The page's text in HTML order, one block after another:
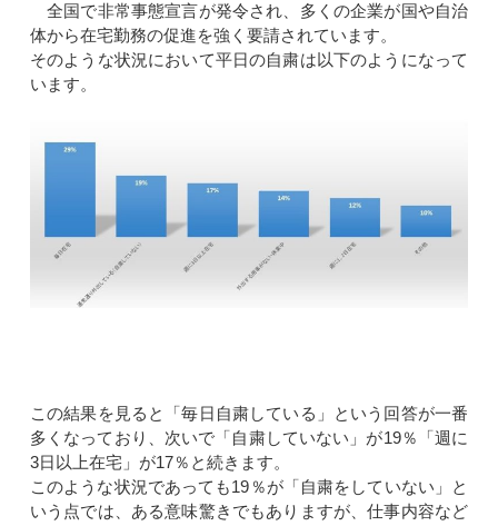
全国で非常事態宣言が発令され、多くの企業が国や自治
体から在宅勤務の促進を強く要請されています。
そのような状況において平日の自粛は以下のようになって
います。
この結果を見ると「毎日自粛している」という回答が一番
多くなっており、次いで「自粛していない」が19％「週に
3日以上在宅」が17％と続きます。
このような状況であっても19％が「自粛をしていない」と
いう点では、ある意味驚きでもありますが、仕事内容など